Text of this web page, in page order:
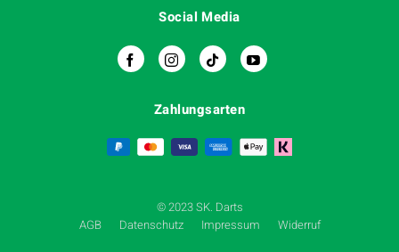
Social Media
Zahlungsarten
© 2023 SK. Darts
AGB
Datenschutz Impressum Widerruf